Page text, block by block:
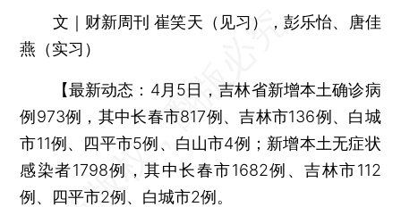
文｜财新周刊 崔笑天（见习），彭乐怡、唐佳
燕（实习）
【最新动态：4月5日，吉林省新增本土确诊病
例973例，其中长春市817例、吉林市136例、白城
市11例、四平市5例、白山市4例；新增本土无症状
感染者1798例，其中长春市1682例、吉林市112
例、四平市2例、白城市2例。